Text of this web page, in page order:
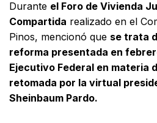
Durante el Foro de Vivienda
Compartida realizado en el
Pinos, mencionó que se trata
reforma presentada en
Ejecutivo Federal en materia
retomada por la virtual
Sheinbaum Pardo.